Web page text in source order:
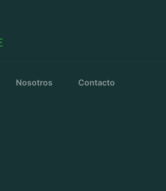
Nosotros Contacto